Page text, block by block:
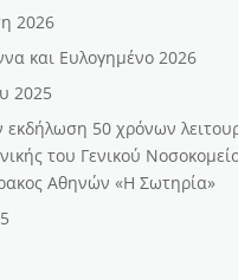
2026
και Ευλογημένο 2026
2025
50 χρόνων
του Γενικού
Αθηνών «Η Σωτηρία»